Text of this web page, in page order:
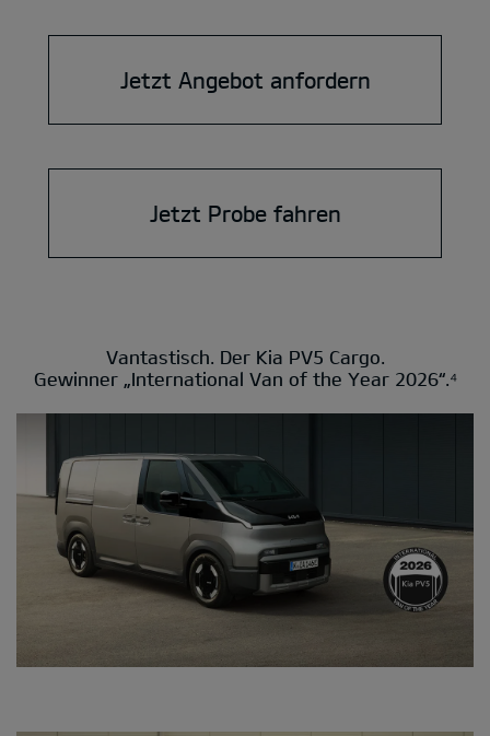
Jetzt Angebot anfordern
Jetzt Probe fahren
Vantastisch. Der Kia PV5 Cargo.
Gewinner „International Van of the Year 2026“.⁴